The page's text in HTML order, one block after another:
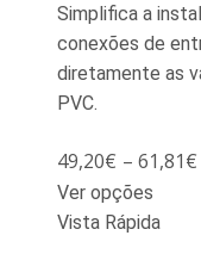
Simplifica a
conexões de
diretamente as
PVC.
49,20€ – 61,81€
Ver opções
Vista Rápida